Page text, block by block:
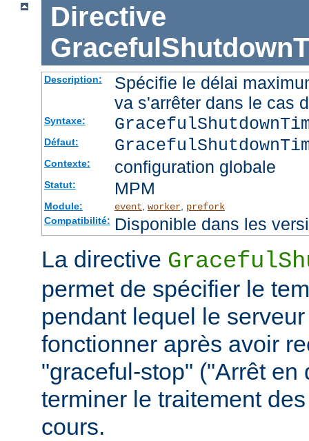
Directive
Description:
Spécifie le délai
va s'arrêter dans le cas
Syntaxe:
Défaut:
Contexte: configuration globale
Statut: MPM
Module: event, worker, prefork
Compatibilité: Disponible dans les
La directive
permet de spécifier le
pendant lequel le
fonctionner après avoir
"graceful-stop" ("Arrêt en
terminer le traitement
cours.